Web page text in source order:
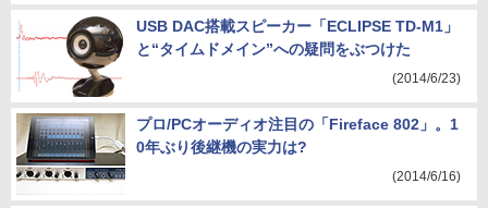
USB DAC搭載スピーカー「ECLIPSE TD-M1」
と“タイムドメイン”への疑問をぶつけた
(2014/6/23)
プロ/PCオーディオ注目の「Fireface 802」。1
0年ぶり後継機の実力は?
(2014/6/16)